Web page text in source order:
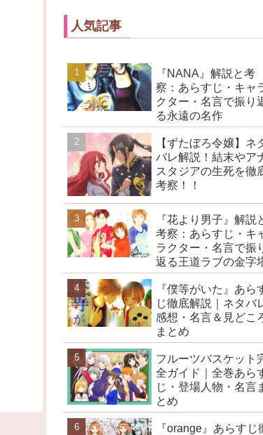
人気記事
『NANA』解説と考
察：あらすじ・キャ
クター・名言で振り
る永遠の名作
【ずたぼろ令嬢】ネ
バレ解説！結末やア
スタジアの生死を徹
考察！！
『花より男子』解説
考察：あらすじ・キ
ラクター・名言で振
返る王道ラブの金字
『僕等がいた』あら
じ徹底解説｜ネタバ
感想・名言＆見どこ
まとめ
フルーツバスケット
全ガイド｜全巻あら
じ・登場人物・名言
とめ
『orange』あらすじ